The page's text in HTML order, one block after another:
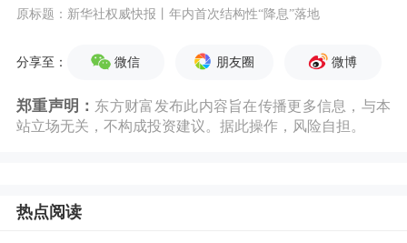
原标题：新华社权威快报丨年内首次结构性“降息”落地
分享至： 微信 朋友圈 微博
郑重声明： 东方财富发布此内容旨在传播更多信息，与本
站立场无关，不构成投资建议。据此操作，风险自担。
热点阅读